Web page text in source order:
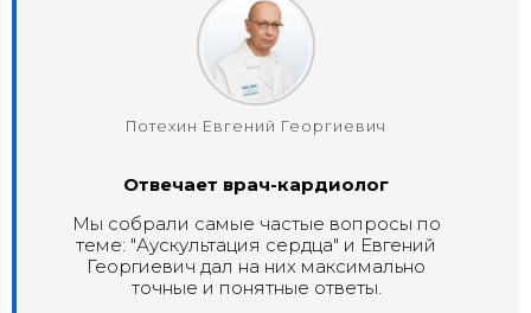
Потехин Евгений Георгиевич
Отвечает врач-кардиолог
Мы собрали самые частые вопросы по
теме: "Аускультация сердца" и Евгений
Георгиевич дал на них максимально
точные и понятные ответы.